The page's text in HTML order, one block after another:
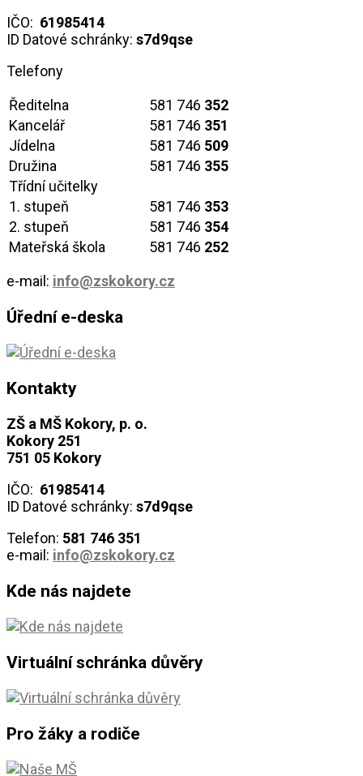
IČO: 61985414
ID Datové schránky: s7d9qse
Telefony
Ředitelna
581 746 352
Kancelář
581 746 351
Jídelna
581 746 509
Družina
581 746 355
Třídní učitelky
1. stupeň
581 746 353
2. stupeň
581 746 354
Mateřská škola
581 746 252
e-mail: info@zskokory.cz
Úřední e-deska
Kontakty
ZŠ a MŠ Kokory, p. o.
Kokory 251
751 05 Kokory
IČO: 61985414
ID Datové schránky: s7d9qse
Telefon: 581 746 351
e-mail: info@zskokory.cz
Kde nás najdete
Virtuální schránka důvěry
Pro žáky a rodiče